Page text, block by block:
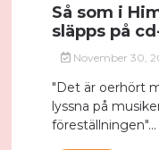
Så som i
släpps på
November 30,
"Det är oerhört
lyssna på
föreställningen"...